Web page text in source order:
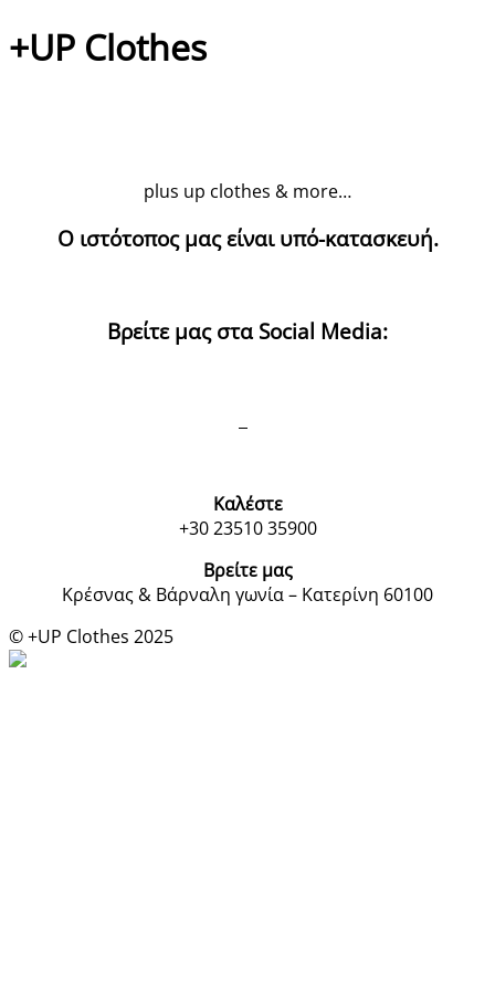
+UP Clothes
plus up clothes & more…
Ο ιστότοπος μας είναι υπό-κατασκευή.
Βρείτε μας στα Social Media:
Καλέστε
+30 23510 35900
Βρείτε μας
Κρέσνας & Βάρναλη γωνία – Κατερίνη 60100
© +UP Clothes 2025